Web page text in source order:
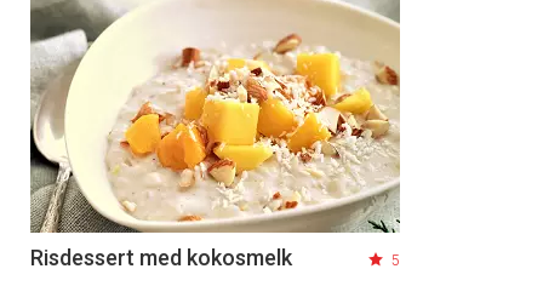
Risdessert med kokosmelk 5